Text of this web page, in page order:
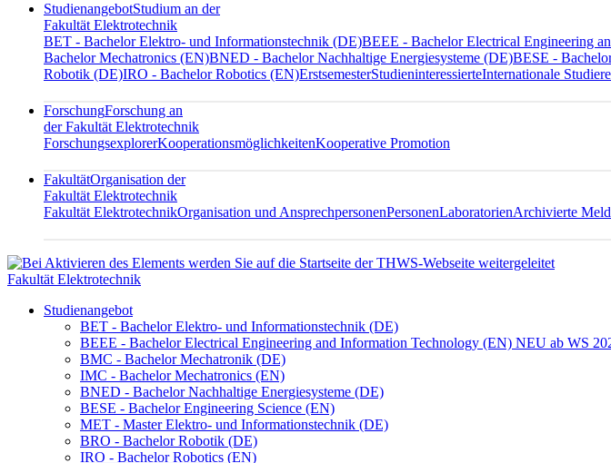
StudienangebotStudium an der
Fakultät Elektrotechnik
BET - Bachelor Elektro- und Informationstechnik (DE)BEEE - Bachelor Electrical Engineering
Bachelor Mechatronics (EN)BNED - Bachelor Nachhaltige Energiesysteme (DE)BESE -
Robotik (DE)IRO - Bachelor Robotics (EN)ErstsemesterStudieninteressierteInternationale
ForschungForschung an
der Fakultät Elektrotechnik
ForschungsexplorerKooperationsmöglichkeitenKooperative Promotion
FakultätOrganisation der
Fakultät Elektrotechnik
Fakultät ElektrotechnikOrganisation und AnsprechpersonenPersonenLaboratorienArchivierte
Fakultät Elektrotechnik
Studienangebot
BET - Bachelor Elektro- und Informationstechnik (DE)
BEEE - Bachelor Electrical Engineering and Information Technology (EN) NEU ab WS
BMC - Bachelor Mechatronik (DE)
IMC - Bachelor Mechatronics (EN)
BNED - Bachelor Nachhaltige Energiesysteme (DE)
BESE - Bachelor Engineering Science (EN)
MET - Master Elektro- und Informationstechnik (DE)
BRO - Bachelor Robotik (DE)
IRO - Bachelor Robotics (EN)